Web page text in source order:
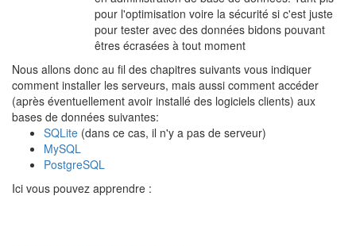
pour l'optimisation voire la sécurité si c'est juste
pour tester avec des données bidons pouvant
êtres écrasées à tout moment
Nous allons donc au fil des chapitres suivants vous indiquer
comment installer les serveurs, mais aussi comment accéder
(après éventuellement avoir installé des logiciels clients) aux
bases de données suivantes:
SQLite (dans ce cas, il n'y a pas de serveur)
MySQL
PostgreSQL
Ici vous pouvez apprendre :